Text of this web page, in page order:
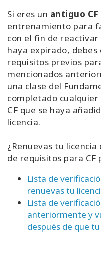
Si eres un antiguo CF
entrenamiento para
con el fin de
haya expirado,
requisitos previos
mencionados
una clase del
completado
CF que se haya
licencia.
¿Renuevas tu licencia
de requisitos para
Lista de
renuevas tu
Lista de
anteriormente y
después de que